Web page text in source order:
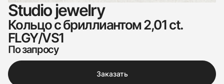
Studio jewelry
Кольцо с бриллиантом 2,01 ct.
FLGY/VS1
По запросу
Заказать